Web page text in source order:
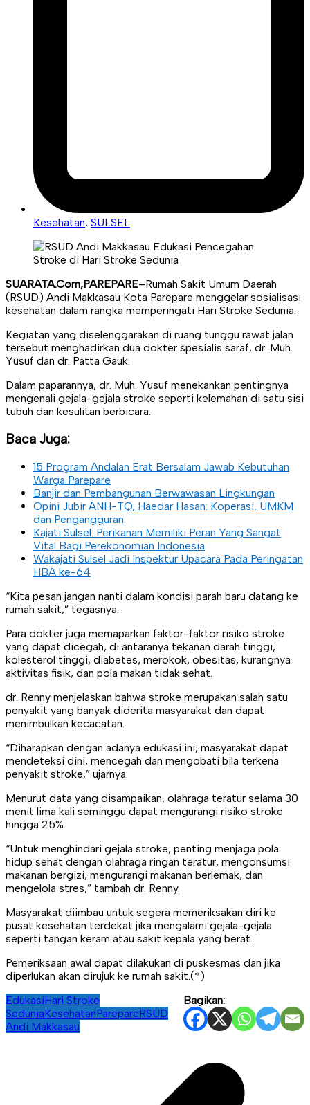
Kesehatan, SULSEL
SUARATA.Com,PAREPARE–Rumah Sakit Umum Daerah
(RSUD) Andi Makkasau Kota Parepare menggelar sosialisasi
kesehatan dalam rangka memperingati Hari Stroke Sedunia.
Kegiatan yang diselenggarakan di ruang tunggu rawat jalan
tersebut menghadirkan dua dokter spesialis saraf, dr. Muh.
Yusuf dan dr. Patta Gauk.
Dalam paparannya, dr. Muh. Yusuf menekankan pentingnya
mengenali gejala-gejala stroke seperti kelemahan di satu sisi
tubuh dan kesulitan berbicara.
Baca Juga:
15 Program Andalan Erat Bersalam Jawab Kebutuhan
Warga Parepare
Banjir dan Pembangunan Berwawasan Lingkungan
Opini Jubir ANH-TQ, Haedar Hasan: Koperasi, UMKM
dan Pengangguran
Kajati Sulsel: Perikanan Memiliki Peran Yang Sangat
Vital Bagi Perekonomian Indonesia
Wakajati Sulsel Jadi Inspektur Upacara Pada Peringatan
HBA ke-64
“Kita pesan jangan nanti dalam kondisi parah baru datang ke
rumah sakit,” tegasnya.
Para dokter juga memaparkan faktor-faktor risiko stroke
yang dapat dicegah, di antaranya tekanan darah tinggi,
kolesterol tinggi, diabetes, merokok, obesitas, kurangnya
aktivitas fisik, dan pola makan tidak sehat.
dr. Renny menjelaskan bahwa stroke merupakan salah satu
penyakit yang banyak diderita masyarakat dan dapat
menimbulkan kecacatan.
“Diharapkan dengan adanya edukasi ini, masyarakat dapat
mendeteksi dini, mencegah dan mengobati bila terkena
penyakit stroke,” ujarnya.
Menurut data yang disampaikan, olahraga teratur selama 30
menit lima kali seminggu dapat mengurangi risiko stroke
hingga 25%.
“Untuk menghindari gejala stroke, penting menjaga pola
hidup sehat dengan olahraga ringan teratur, mengonsumsi
makanan bergizi, mengurangi makanan berlemak, dan
mengelola stres,” tambah dr. Renny.
Masyarakat diimbau untuk segera memeriksakan diri ke
pusat kesehatan terdekat jika mengalami gejala-gejala
seperti tangan keram atau sakit kepala yang berat.
Pemeriksaan awal dapat dilakukan di puskesmas dan jika
diperlukan akan dirujuk ke rumah sakit.(*)
Bagikan:
EdukasiHari Stroke
SeduniaKesehatanParepareRSUD
Andi Makkasau